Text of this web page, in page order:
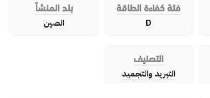
فئة كفاءة الطاقة
D
بلد المنشأ
الصين
التصنيف
التبريد والتجميد